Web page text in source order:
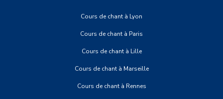
Cours de chant à Lyon
Cours de chant à Paris
Cours de chant à Lille
Cours de chant à Marseille
Cours de chant à Rennes